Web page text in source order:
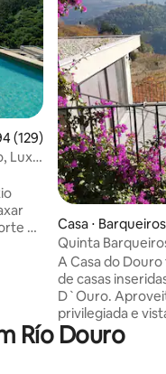
uma avaliação média
(129)
Lux
de
e
de
Casa ⋅ Barqueiros
Quinta
Douro
A Casa do
de casas
D`Ouro.
privilegiada e
permanente
vinha. A casa
Río Douro